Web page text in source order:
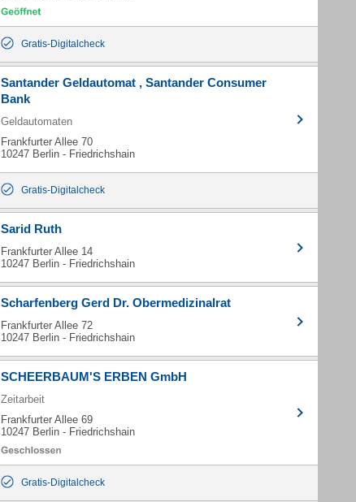
Gratis-Digitalcheck
Santander Geldautomat , Santander Consumer
Bank
Geldautomaten
Frankfurter Allee 70
10247 Berlin - Friedrichshain
Gratis-Digitalcheck
Sarid Ruth
Frankfurter Allee 14
10247 Berlin - Friedrichshain
Scharfenberg Gerd Dr. Obermedizinalrat
Frankfurter Allee 72
10247 Berlin - Friedrichshain
SCHEERBAUM'S ERBEN GmbH
Zeitarbeit
Frankfurter Allee 69
10247 Berlin - Friedrichshain
Gratis-Digitalcheck